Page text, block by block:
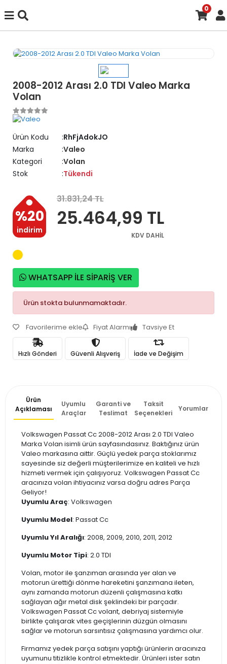
0
2008-2012 Arası 2.0 TDI Valeo Marka
Volan
Ürün Kodu
RhFjAdokJO
Marka
Valeo
Kategori
Volan
Stok
Tükendi
%20
indirim
31.831,24 TL
25.464,99 TL
KDV DAHİL
WHATSAPP İLE SİPARİŞ VER
Ürün stokta bulunmamaktadır.
Favorilerime ekle Fiyat Alarmı Tavsiye Et
Hızlı Gönderi Güvenli Alışveriş İade ve Değişim
Ürün
Açıklaması
Uyumlu
Araçlar
Garanti ve
Teslimat
Taksit
Seçenekleri
Yorumlar
Volkswagen Passat Cc 2008-2012 Arası 2.0 TDI Valeo
Marka Volan isimli ürün sayfasındasınız. Baktığınız ürün
Valeo markasına aittir. Güçlü yedek parça stoklarımız
sayesinde siz değerli müşterilerimize en kaliteli ve hızlı
hizmeti vermek için çalışıyoruz. Volkswagen Passat Cc
aracınıza volan ihtiyacınız varsa doğru adres Parça
Geliyor!
Uyumlu Araç: Volkswagen
Uyumlu Model: Passat Cc
Uyumlu Yıl Aralığı: 2008, 2009, 2010, 2011, 2012
Uyumlu Motor Tipi: 2.0 TDI
Volan, motor ile şanzıman arasında yer alan ve
motorun ürettiği dönme hareketini şanzımana ileten,
aynı zamanda motorun düzenli çalışmasına katkı
sağlayan ağır metal disk şeklindeki bir parçadır.
Volkswagen Passat Cc volant, debriyaj sistemiyle
birlikte çalışarak vites geçişlerinin düzgün olmasını
sağlar ve motorun sarsıntısız çalışmasına yardımcı olur.
Firmamız yedek parça satışını yaptığı ürünlerin aracınıza
uyumunu titizlikle kontrol etmektedir. Ürünleri ister satın